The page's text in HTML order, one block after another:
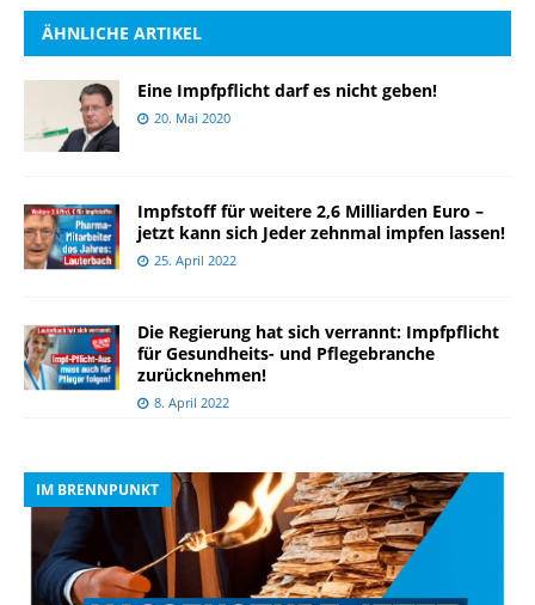
ÄHNLICHE ARTIKEL
Eine Impfpflicht darf es nicht geben!
20. Mai 2020
Impfstoff für weitere 2,6 Milliarden Euro –
jetzt kann sich Jeder zehnmal impfen lassen!
25. April 2022
Die Regierung hat sich verrannt: Impfpflicht
für Gesundheits- und Pflegebranche
zurücknehmen!
8. April 2022
IM BRENNPUNKT